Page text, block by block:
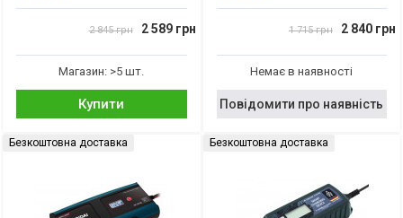
2 845 грн 2 589 грн
Магазин: >5 шт.
Купити
1 715 грн 2 840 грн
Немає в наявності
Повідомити про наявність
Безкоштовна доставка Безкоштовна доставка